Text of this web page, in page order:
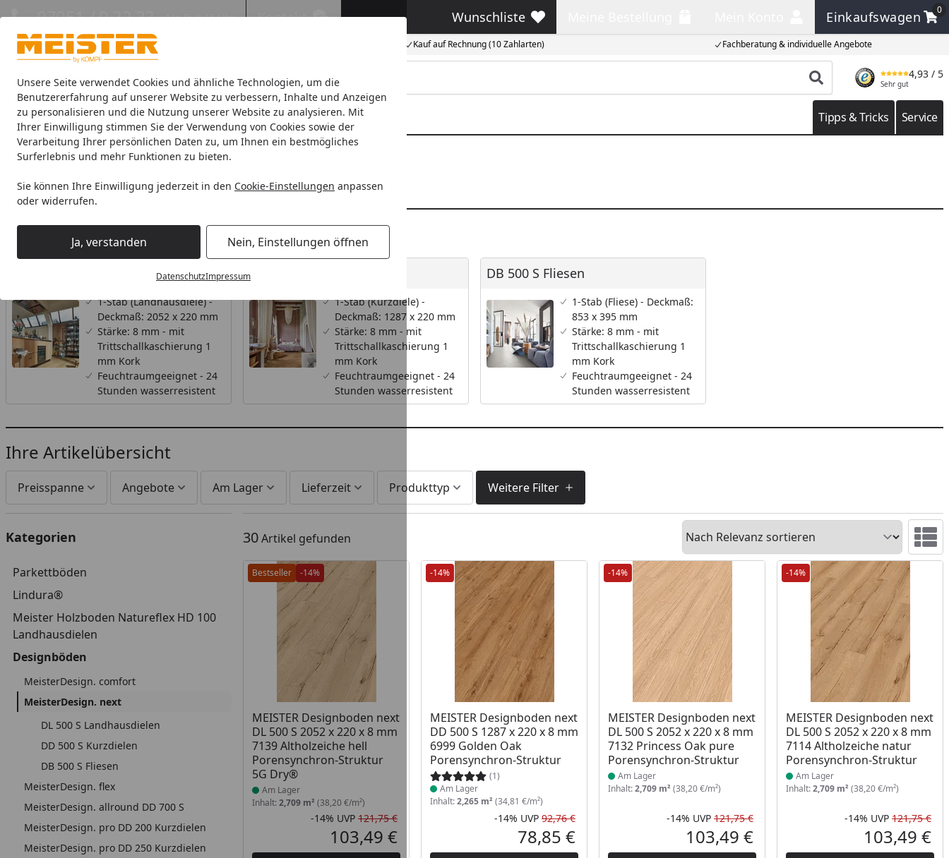
Unsere Seite verwendet Cookies und ähnliche Technologien, um die
Benutzererfahrung auf unserer Website zu verbessern, Inhalte und Anzeigen
zu personalisieren und die Nutzung unserer Website zu analysieren. Mit
Ihrer Einwilligung stimmen Sie der Verwendung von Cookies sowie der
Verarbeitung Ihrer persönlichen Daten zu, um Ihnen ein bestmögliches
Surferlebnis und mehr Funktionen zu bieten.
Sie können Ihre Einwilligung jederzeit in den Cookie-Einstellungen anpassen
oder widerrufen.
Ja, verstanden Nein, Einstellungen öffnen
DatenschutzImpressum
Eigene Montage-Teams Kauf auf Rechnung (10 Zahlarten) Fachberatung & individuelle Angebote
07051 / 9 22 22 Mo-Fr. 8-16 Uhr Kontakt Wunschliste
Wunschliste Einkaufswagen
0
Einkaufswagen
Produkt suchen
4,93 / 5
Sehr gut
Böden Paneele Leisten Zubehör Sale & Aktionswaren Tipps & Tricks Service
Böden Designböden MeisterDesign. next
MeisterDesign. next
Wählen Sie Ihre Wunschkategorie
DL 500 S Landhausdielen
1-Stab (Landhausdiele) -
Deckmaß: 2052 x 220 mm
Stärke: 8 mm - mit
Trittschallkaschierung 1
mm Kork
Feuchtraumgeeignet - 24
Stunden wasserresistent
DD 500 S Kurzdielen
1-Stab (Kurzdiele) -
Deckmaß: 1287 x 220 mm
Stärke: 8 mm - mit
Trittschallkaschierung 1
mm Kork
Feuchtraumgeeignet - 24
Stunden wasserresistent
DB 500 S Fliesen
DB 500 S Fliesen
1-Stab (Fliese) - Deckmaß:
853 x 395 mm
Stärke: 8 mm - mit
Trittschallkaschierung 1
mm Kork
Feuchtraumgeeignet - 24
Stunden wasserresistent
Ihre Artikelübersicht
Preisspanne Angebote Am Lager Lieferzeit Produkttyp Weitere Filter
Kategorien
Parkettböden
Lindura®
Meister Holzboden Natureflex HD 100
Landhausdielen
Designböden
MeisterDesign. comfort
MeisterDesign. next
DL 500 S Landhausdielen
DD 500 S Kurzdielen
DB 500 S Fliesen
MeisterDesign. flex
MeisterDesign. allround DD 700 S
MeisterDesign. pro DD 200 Kurzdielen
MeisterDesign. pro DD 250 Kurzdielen
30Artikel gefunden
Sortieren
Bestseller -14%
MEISTER Designboden next
DL 500 S 2052 x 220 x 8 mm
7139 Altholzeiche hell
Porensynchron-Struktur
5G Dry®
Produkt am Lager
Am Lager
Inhalt: 2,709 m² (38,20 €/m²)
Rabatt in Prozent
-14%
Ursprünglicher Preis
UVP 121,75 €
Aktueller Preis
103,49 €
-14%
MEISTER Designboden next
DD 500 S 1287 x 220 x 8 mm
6999 Golden Oak
Porensynchron-Struktur
(1)
Produkt am Lager
Am Lager
Inhalt:2,265 m² (34,81 €/m²)
Rabatt in Prozent
-14%
Ursprünglicher Preis
UVP 92,76 €
Aktueller Preis
78,85 €
-14%
MEISTER Designboden next
DL 500 S 2052 x 220 x 8 mm
7132 Princess Oak pure
Porensynchron-Struktur
Produkt am Lager
Am Lager
Inhalt:2,709 m² (38,20 €/m²)
Rabatt in Prozent
-14%
Ursprünglicher Preis
UVP 121,75 €
Aktueller Preis
103,49 €
-14%
MEISTER Designboden next
DL 500 S 2052 x 220 x 8 mm
7114 Altholzeiche natur
Porensynchron-Struktur
Produkt am Lager
Am Lager
Inhalt:2,709 m² (38,20 €/m²)
-14% UVP 121,75 €
103,49 €